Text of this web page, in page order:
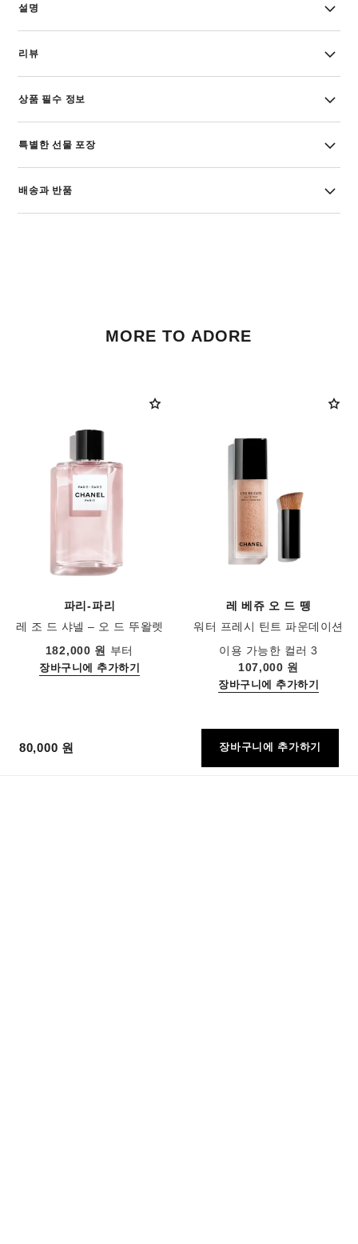
설명
리뷰
상품 필수 정보
특별한 선물 포장
배송과 반품
MORE TO ADORE
파리-파리
레 조 드 샤넬 – 오 드 뚜왈렛
레퍼런스 102440
182,000 원 부터
장바구니에 추가하기
레 베쥬 오 드 뗑
워터 프레시 틴트 파운데이션
레퍼런스 158810
이용 가능한 컬러 3
107,000 원
장바구니에 추가하기
80,000 원 장바구니에 추가하기